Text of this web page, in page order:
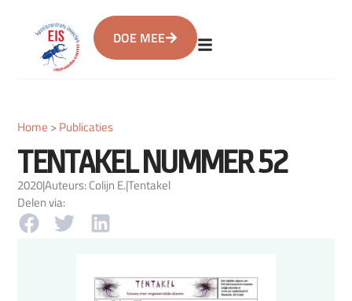
DOE MEE
Home >Publicaties
TENTAKEL NUMMER 52
2020|Auteurs: Colijn E.|Tentakel
Delen via: